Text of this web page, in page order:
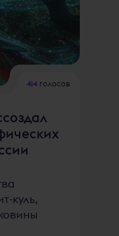
414 голосов
куль,